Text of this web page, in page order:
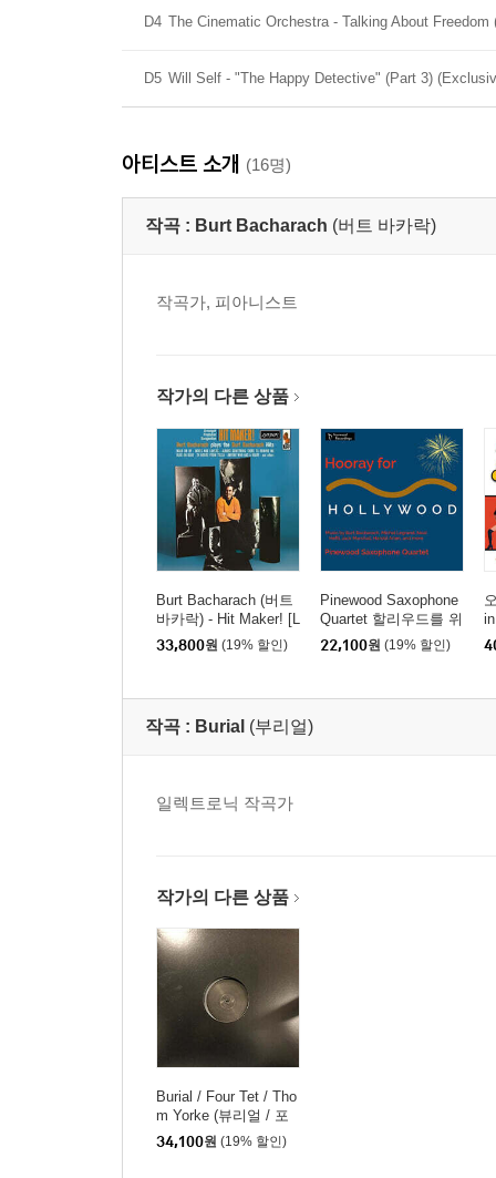
D4 The Cinematic Orchestra - Talking About
D5 Will Self - "The Happy Detective" (Part 3)
아티스트 소개 (16명)
작곡 : Burt Bacharach (버트 바카락)
작곡가, 피아니스트
작가의 다른 상품
Burt Bacharach (버트
바카락) - Hit Maker! [L
P]
33,800원 (19% 할인)
Pinewood Saxophone
Quartet 할리우드를 위
한 경의 (Hooray For Ho
llywood: Pinewood Sax
22,100원 (19% 할인)
작곡 : Burial (부리얼)
일렉트로닉 작곡가
작가의 다른 상품
Burial / Four Tet / Tho
m Yorke (뷰리얼 / 포
텟 / 톰 요크) - Her Rev
olution / His Rope [싱
34,100원 (19% 할인)